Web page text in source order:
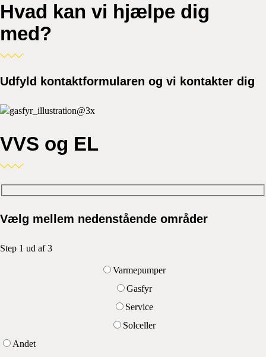
Hvad kan vi hjælpe dig
med?
Udfyld kontaktformularen og vi kontakter dig
VVS og EL
Vælg mellem nedenstående områder
Step 1 ud af 3
Varmepumper
Gasfyr
Service
Solceller
Andet